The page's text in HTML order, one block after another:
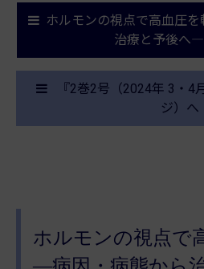
ホルモンの視点で高血圧
治療と予後へ
『2巻2号（2024年 3・4
ジ）へ
ホルモンの視点で